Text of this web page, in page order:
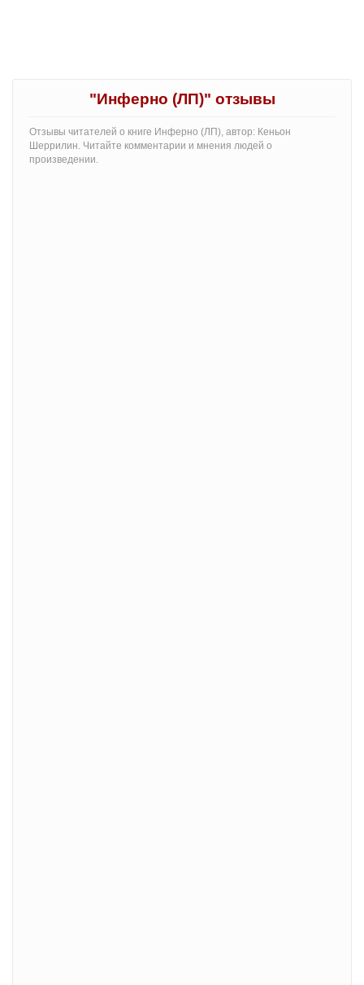
"Инферно (ЛП)" отзывы
Отзывы читателей о книге Инферно (ЛП), автор: Кеньон
Шеррилин. Читайте комментарии и мнения людей о
произведении.